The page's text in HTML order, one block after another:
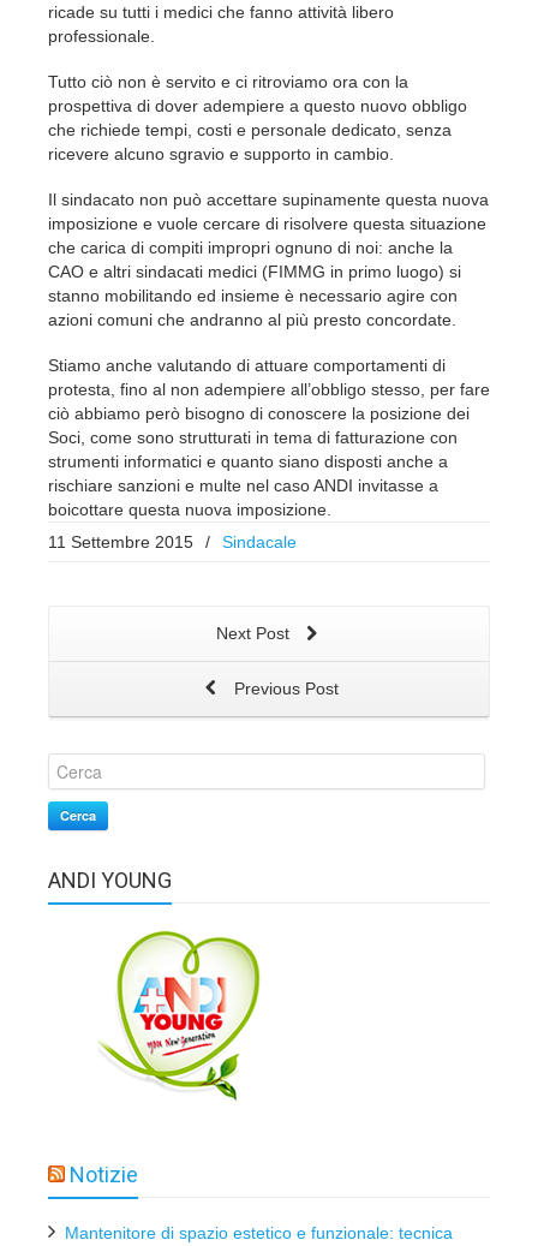
ricade su tutti i medici che fanno attività libero
professionale.
Tutto ciò non è servito e ci ritroviamo ora con la
prospettiva di dover adempiere a questo nuovo obbligo
che richiede tempi, costi e personale dedicato, senza
ricevere alcuno sgravio e supporto in cambio.
Il sindacato non può accettare supinamente questa nuova
imposizione e vuole cercare di risolvere questa situazione
che carica di compiti impropri ognuno di noi: anche la
CAO e altri sindacati medici (FIMMG in primo luogo) si
stanno mobilitando ed insieme è necessario agire con
azioni comuni che andranno al più presto concordate.
Stiamo anche valutando di attuare comportamenti di
protesta, fino al non adempiere all’obbligo stesso, per fare
ciò abbiamo però bisogno di conoscere la posizione dei
Soci, come sono strutturati in tema di fatturazione con
strumenti informatici e quanto siano disposti anche a
rischiare sanzioni e multe nel caso ANDI invitasse a
boicottare questa nuova imposizione.
11 Settembre 2015
/ Sindacale
Next Post
Previous Post
Cerca
ANDI YOUNG
Notizie
Mantenitore di spazio estetico e funzionale: tecnica